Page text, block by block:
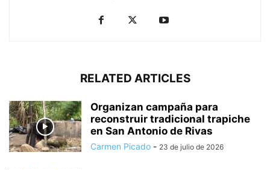
RELATED ARTICLES
Organizan campaña para
reconstruir tradicional trapiche
en San Antonio de Rivas
Carmen Picado - 23 de julio de 2026